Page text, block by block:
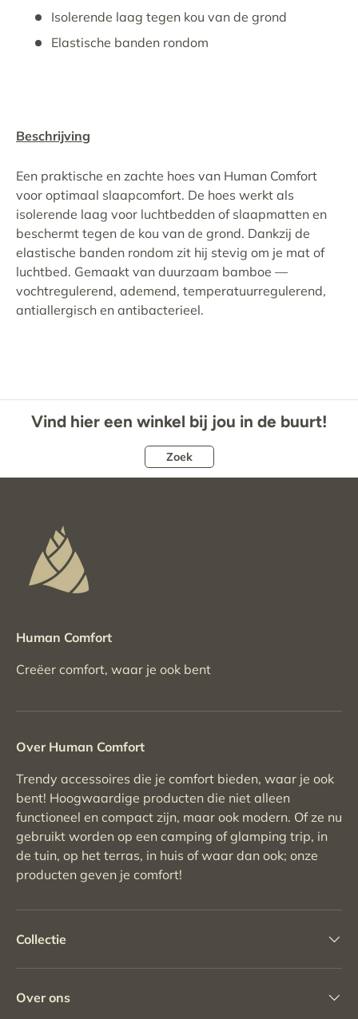
Isolerende laag tegen kou van de grond
Elastische banden rondom
Beschrijving
Een praktische en zachte hoes van Human Comfort
voor optimaal slaapcomfort. De hoes werkt als
isolerende laag voor luchtbedden of slaapmatten en
beschermt tegen de kou van de grond. Dankzij de
elastische banden rondom zit hij stevig om je mat of
luchtbed. Gemaakt van duurzaam bamboe —
vochtregulerend, ademend, temperatuurregulerend,
antiallergisch en antibacterieel.
Vind hier een winkel bij jou in de buurt!
Zoek
Human Comfort
Creëer comfort, waar je ook bent
Over Human Comfort
Trendy accessoires die je comfort bieden, waar je ook
bent! Hoogwaardige producten die niet alleen
functioneel en compact zijn, maar ook modern. Of ze nu
gebruikt worden op een camping of glamping trip, in
de tuin, op het terras, in huis of waar dan ook; onze
producten geven je comfort!
Collectie
Over ons